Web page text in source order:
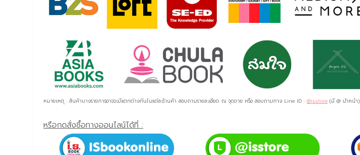
หมายเหตุ : สินค้าบางรายการอาจจะมีแตกต่างกันในแต่ละร้านค้า สอบถามรายละเอียด ณ จุดขาย หรือ สอบถามทาง Line ID :@isstore (มี @ นำหน้า)
หรือกดสั่งซื้อทางออนไลน์ได้ที่ :